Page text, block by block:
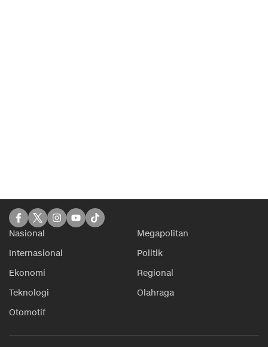
Nasional
Megapolitan
Internasional
Politik
Ekonomi
Regional
Teknologi
Olahraga
Otomotif